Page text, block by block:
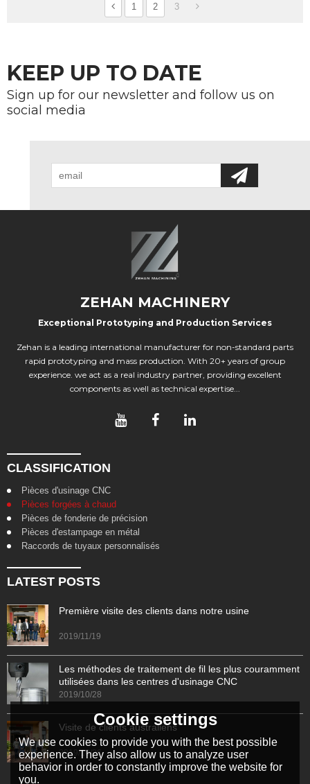
1 2 3
KEEP UP TO DATE
Sign up for our newsletter and follow us on
social media
ZEHAN MACHINERY
Exceptional Prototyping and Production Services
Zehan is a leading international manufacturer for non-standard parts
rapid prototyping and mass production. With 20+ years of group
experience. we act as a real industry partner, providing excellent
components as well as technical expertise...
CLASSIFICATION
Pièces d'usinage CNC
Pièces forgées à chaud
Pièces de fonderie de précision
Pièces d'estampage en métal
Raccords de tuyaux personnalisés
LATEST POSTS
Première visite des clients dans notre usine
2019/11/19
Les méthodes de traitement de fil les plus couramment
utilisées dans les centres d'usinage CNC
2019/10/28
Visite de clients australiens
2019/10/26
Cookie settings
We use cookies to provide you with the best possible
experience. They also allow us to analyze user
behavior in order to constantly improve the website for
you.